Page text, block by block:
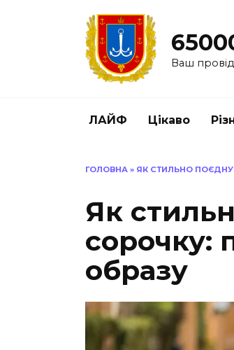
Ваш
ЛАЙФ Цікаво
ГОЛОВНА » ЯК СТИЛЬНО
Як
сорочку:
образу